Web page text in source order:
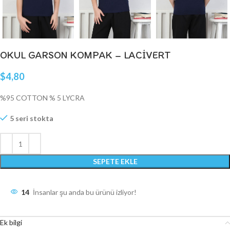
OKUL GARSON KOMPAK – LACİVERT
$4,80
%95 COTTON % 5 LYCRA
5 seri stokta
SEPETE EKLE
14 İnsanlar şu anda bu ürünü izliyor!
Ek bilgi